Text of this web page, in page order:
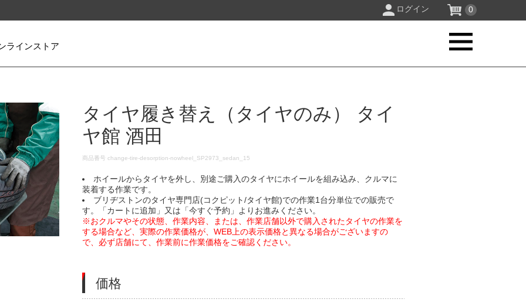
ログイン 0
ラインストア
タイヤ履き替え（タイヤのみ） タイ
ヤ館 酒田
DETAILS
商品番号change-tire-desorption-nowheel_SP2973_sedan_15
ホイールからタイヤを外し、別途ご購入のタイヤにホイールを組み込み、クルマに
装着する作業です。
ブリヂストンのタイヤ専門店(コクピット/タイヤ館)での作業1台分単位での販売で
す。「カートに追加」又は「今すぐ予約」よりお進みください。
※おクルマやその状態、作業内容、または、作業店舗以外で購入されたタイヤの作業を
する場合など、実際の作業価格が、WEB上の表示価格と異なる場合がございますの
で、必ず店舗にて、作業前に作業価格をご確認ください。
価格